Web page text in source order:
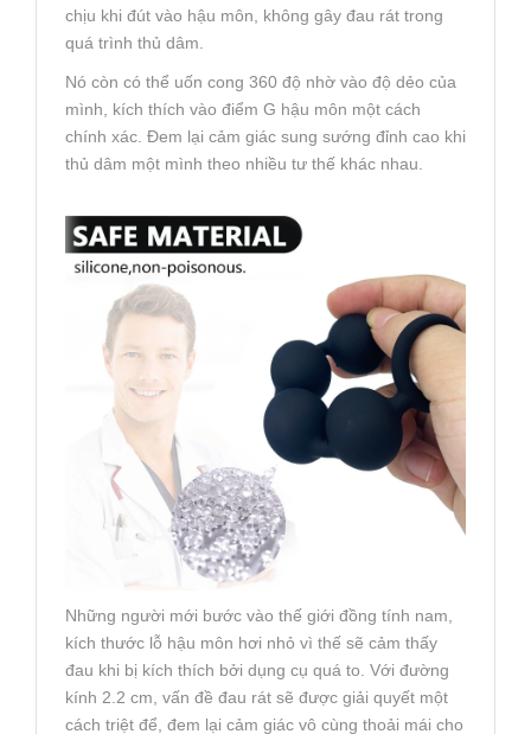
chịu khi đút vào hậu môn, không gây đau rát trong
quá trình thủ dâm.
Nó còn có thể uốn cong 360 độ nhờ vào độ dẻo của
mình, kích thích vào điểm G hậu môn một cách
chính xác. Đem lại cảm giác sung sướng đỉnh cao khi
thủ dâm một mình theo nhiều tư thế khác nhau.
Những người mới bước vào thế giới đồng tính nam,
kích thước lỗ hậu môn hơi nhỏ vì thế sẽ cảm thấy
đau khi bị kích thích bởi dụng cụ quá to. Với đường
kính 2.2 cm, vấn đề đau rát sẽ được giải quyết một
cách triệt để, đem lại cảm giác vô cùng thoải mái cho